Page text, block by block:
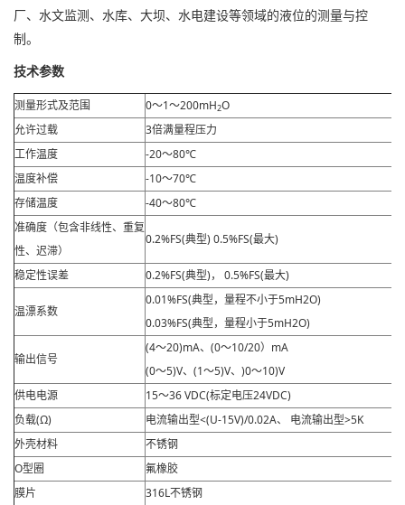
厂、水文监测、水库、大坝、水电建设等领域的液位的测量与控
制。
技术参数
测量形式及范围 0～1～200mH2O
允许过载
3倍满量程压力
工作温度
-20～80℃
温度补偿
-10～70℃
存储温度
-40～80℃
准确度（包含非线性、重复
性、迟滞）
0.2%FS(典型) 0.5%FS(最大)
稳定性误差 0.2%FS(典型)， 0.5%FS(最大)
温漂系数
0.01%FS(典型，量程不小于5mH2O)
0.03%FS(典型，量程小于5mH2O)
输出信号
(4～20)mA、(0～10/20）mA
(0～5)V、(1～5)V、)0～10)V
供电电源
15～36 VDC(标定电压24VDC)
负载(Ω)
电流输出型<(U-15V)/0.02A、 电流输出型>5K
外壳材料
不锈钢
O型圈
氟橡胶
膜片
316L不锈钢